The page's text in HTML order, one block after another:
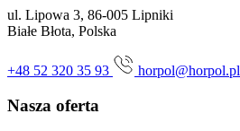
ul. Lipowa 3, 86-005 Lipniki
Białe Błota, Polska
+48 52 320 35 93 horpol@horpol.pl
Nasza oferta